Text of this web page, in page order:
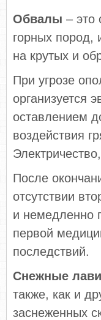
Обвалы – это
горных пород,
на крутых и
При угрозе
организуется
оставлением
воздействия
После
отсутствии
и немедленно
первой
последствий.
Снежные
также, как и
заснеженных